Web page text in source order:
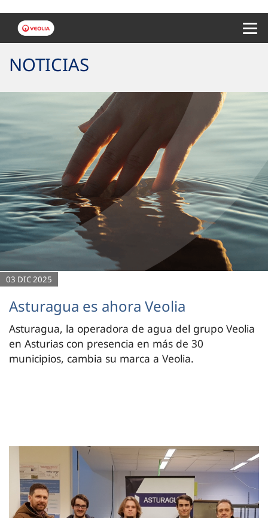
NOTICIAS
03 DIC 2025
Asturagua es ahora Veolia
Asturagua, la operadora de agua del grupo Veolia
en Asturias con presencia en más de 30
municipios, cambia su marca a Veolia.